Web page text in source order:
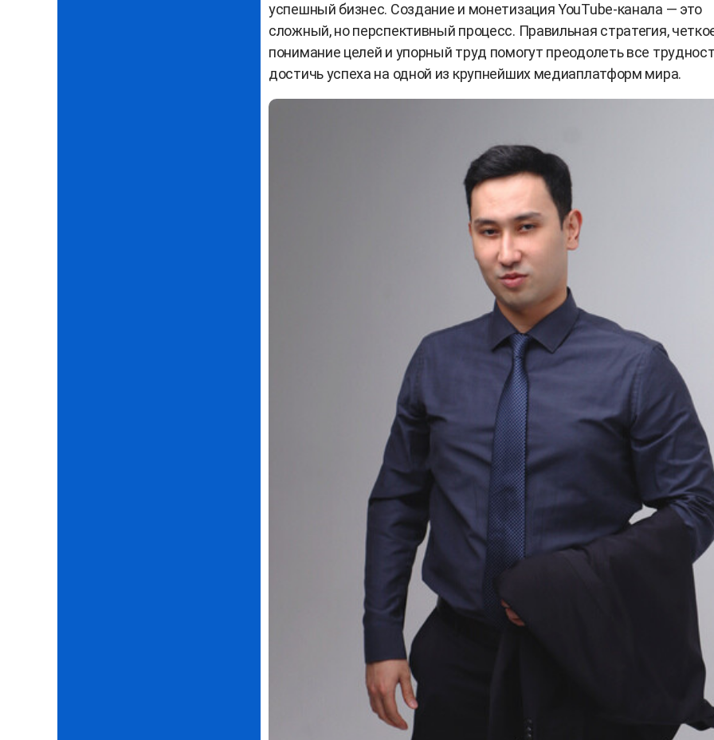
успешный бизнес. Создание и монетизация YouTube-канала — это
сложный, но перспективный процесс. Правильная стратегия,
понимание целей и упорный труд помогут преодолеть все
достичь успеха на одной из крупнейших медиаплатформ мира.